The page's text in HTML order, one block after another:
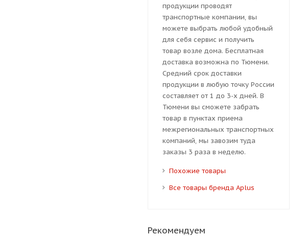
продукции проводят
транспортные компании, вы
можете выбрать любой удобный
для себя сервис и получить
товар возле дома. Бесплатная
доставка возможна по Тюмени.
Средний срок доставки
продукции в любую точку России
составляет от 1 до 3-х дней. В
Тюмени вы сможете забрать
товар в пунктах приема
межрегиональных транспортных
компаний, мы завозим туда
заказы 3 раза в неделю.
Похожие товары
Все товары бренда Aplus
Рекомендуем